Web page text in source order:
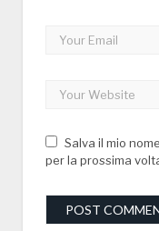
Salva il mio
per la prossima